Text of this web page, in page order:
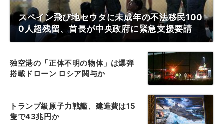
スペイン飛び地セウタに未成年の不法移民100
0人超残留、首長が中央政府に緊急支援要請
独空港の「正体不明の物体」は爆弾
搭載ドローン ロシア関与か
トランプ級原子力戦艦、建造費は15
隻で43兆円か